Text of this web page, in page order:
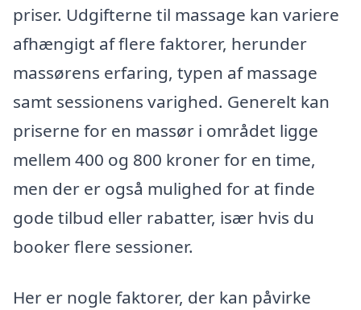
priser. Udgifterne til massage kan variere
afhængigt af flere faktorer, herunder
massørens erfaring, typen af massage
samt sessionens varighed. Generelt kan
priserne for en massør i området ligge
mellem 400 og 800 kroner for en time,
men der er også mulighed for at finde
gode tilbud eller rabatter, især hvis du
booker flere sessioner.
Her er nogle faktorer, der kan påvirke